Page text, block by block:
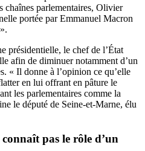
chaînes parlementaires, Olivier
portée par Emmanuel Macron
présidentielle, le chef de l’État
afin de diminuer notamment d’un
« Il donne à l’opinion ce qu’elle
en lui offrant en pâture le
les parlementaires comme la
le député de Seine-et-Marne, élu
pas le rôle d’un